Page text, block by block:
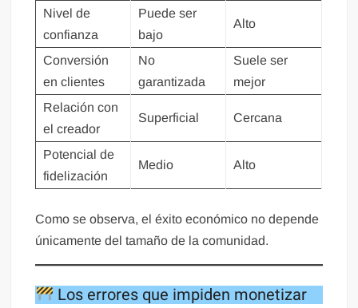
Nivel de
confianza
Puede ser
bajo
Alto
Conversión
en clientes
No
garantizada
Suele ser
mejor
Relación con
el creador
Superficial Cercana
Potencial de
fidelización
Medio Alto
Como se observa, el éxito económico no depende
únicamente del tamaño de la comunidad.
Los errores que impiden monetizar